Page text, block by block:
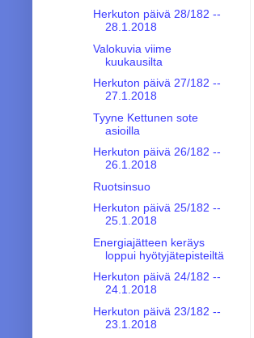
Herkuton päivä 28/182 --
28.1.2018
Valokuvia viime
kuukausilta
Herkuton päivä 27/182 --
27.1.2018
Tyyne Kettunen sote
asioilla
Herkuton päivä 26/182 --
26.1.2018
Ruotsinsuo
Herkuton päivä 25/182 --
25.1.2018
Energiajätteen keräys
loppui hyötyjätepisteiltä
Herkuton päivä 24/182 --
24.1.2018
Herkuton päivä 23/182 --
23.1.2018